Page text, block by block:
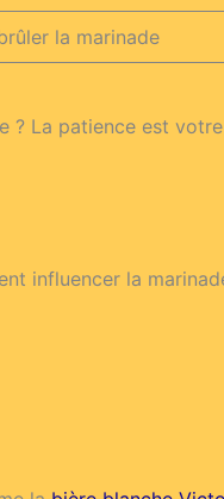
la marinade
? La patience est
influencer la